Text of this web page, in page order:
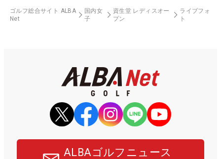
ゴルフ総合サイト ALBA
Net
国内女
子
資生堂 レディスオー
プン
ライブフォ
ト
ALBAゴルフニュース